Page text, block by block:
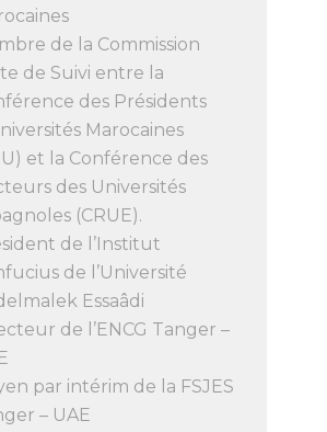
de la Commission
de Suivi entre la
des Présidents
Marocaines
et la Conférence des
des Universités
(CRUE).
de l’Institut
de l’Université
Essaâdi
de l’ENCG Tanger –
par intérim de la FSJES
– UAE